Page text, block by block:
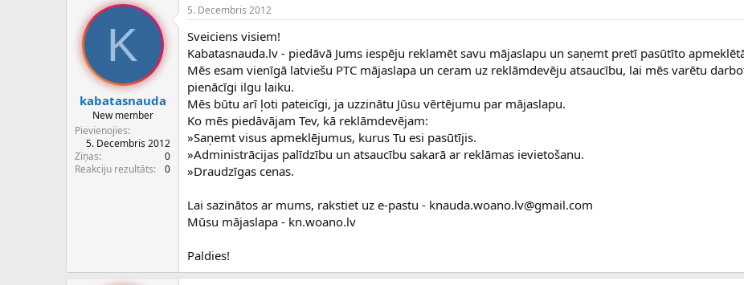
e
d
e
a
u
z
s
ā
c
s
K
kabatasnauda
New member
Pievienojies
5. Decembris 2012
Ziņas
0
Reakciju rezultāts
0
5. Decembris 2012
Sveiciens visiem!
Kabatasnauda.lv - piedāvā Jums iespēju reklamēt savu mājaslapu un saņemt pretī pasūtīto
Mēs esam vienīgā latviešu PTC mājaslapa un ceram uz reklāmdevēju atsaucību, lai mēs varētu
pienācīgi ilgu laiku.
Mēs būtu arī ļoti pateicīgi, ja uzzinātu Jūsu vērtējumu par mājaslapu.
Ko mēs piedāvājam Tev, kā reklāmdevējam:
»Saņemt visus apmeklējumus, kurus Tu esi pasūtījis.
»Administrācijas palīdzību un atsaucību sakarā ar reklāmas ievietošanu.
»Draudzīgas cenas.
Lai sazinātos ar mums, rakstiet uz e-pastu - knauda.woano.lv@gmail.com
Mūsu mājaslapa - kn.woano.lv
Paldies!